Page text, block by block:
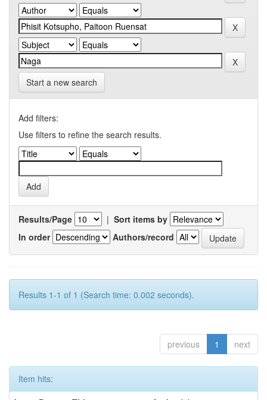
Start a new search
Add filters:
Use filters to refine the search results.
Results/Page | Sort items by
In order
Authors/record
Results 1-1 of 1 (Search time: 0.002 seconds).
previous 1 next
Item hits: